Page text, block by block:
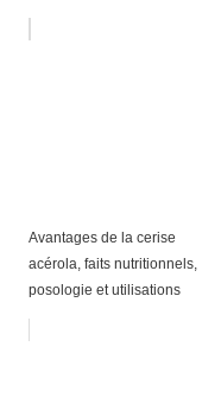
Avantages de la cerise
acérola, faits nutritionnels,
posologie et utilisations